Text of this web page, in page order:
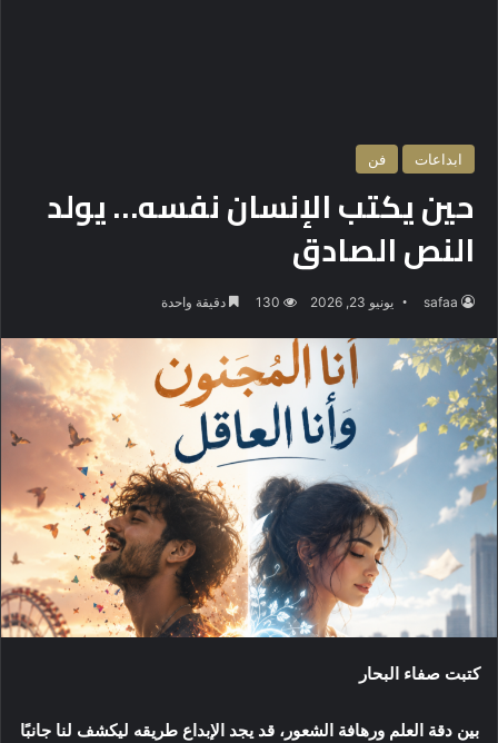
ابداعات فن
حين يكتب الإنسان نفسه… يولد
النص الصادق
safaa يونيو 23, 2026 130 دقيقة واحدة
كتبت صفاء البحار
بين دقة العلم ورهافة الشعور، قد يجد الإبداع طريقه ليكشف لنا جانبًا